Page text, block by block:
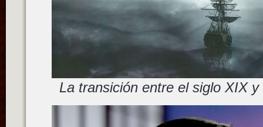
La transición entre el siglo XIX